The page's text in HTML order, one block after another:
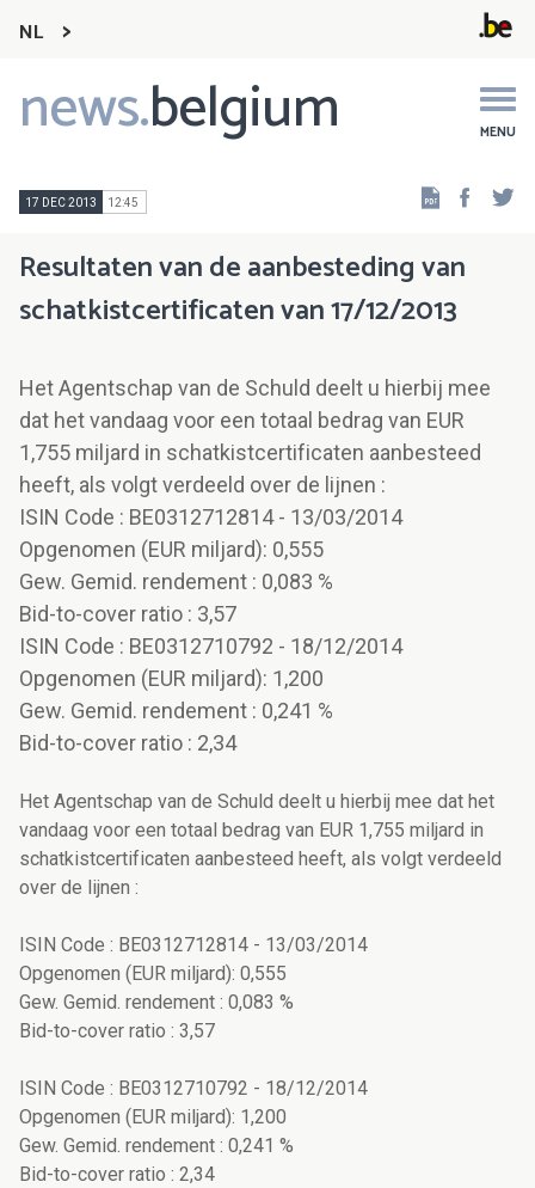
NL
news.belgium MENU
Main
navigation
17 DEC 2013 12:45
Resultaten van de aanbesteding van
schatkistcertificaten van 17/12/2013
Het Agentschap van de Schuld deelt u hierbij mee
dat het vandaag voor een totaal bedrag van EUR
1,755 miljard in schatkistcertificaten aanbesteed
heeft, als volgt verdeeld over de lijnen :
ISIN Code : BE0312712814 - 13/03/2014
Opgenomen (EUR miljard): 0,555
Gew. Gemid. rendement : 0,083 %
Bid-to-cover ratio : 3,57
ISIN Code : BE0312710792 - 18/12/2014
Opgenomen (EUR miljard): 1,200
Gew. Gemid. rendement : 0,241 %
Bid-to-cover ratio : 2,34
Het Agentschap van de Schuld deelt u hierbij mee dat het
vandaag voor een totaal bedrag van EUR 1,755 miljard in
schatkistcertificaten aanbesteed heeft, als volgt verdeeld
over de lijnen :
ISIN Code : BE0312712814 - 13/03/2014
Opgenomen (EUR miljard): 0,555
Gew. Gemid. rendement : 0,083 %
Bid-to-cover ratio : 3,57
ISIN Code : BE0312710792 - 18/12/2014
Opgenomen (EUR miljard): 1,200
Gew. Gemid. rendement : 0,241 %
Bid-to-cover ratio : 2,34